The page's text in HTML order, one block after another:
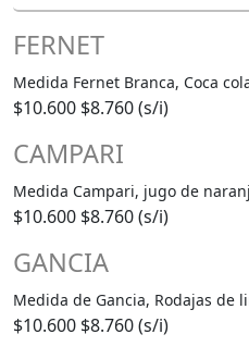
FERNET
Medida Fernet Branca, Coca
$10.600 $8.760 (s/i)
CAMPARI
Medida Campari, jugo de
$10.600 $8.760 (s/i)
GANCIA
Medida de Gancia, Rodajas de
$10.600 $8.760 (s/i)